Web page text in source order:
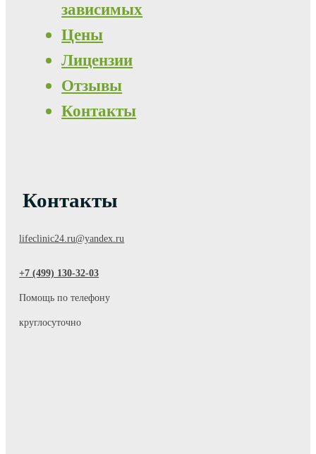
зависимых
Цены
Лицензии
Отзывы
Контакты
Контакты
lifeclinic24.ru@yandex.ru
+7 (499) 130-32-03
Помощь по телефону
круглосуточно